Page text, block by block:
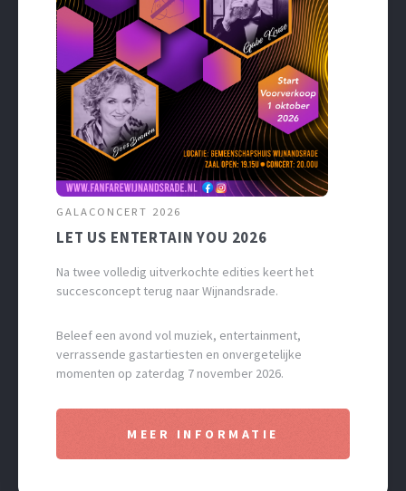
GALACONCERT 2026
LET US ENTERTAIN YOU 2026
Na twee volledig uitverkochte edities keert het
succesconcept terug naar Wijnandsrade.
Beleef een avond vol muziek, entertainment,
verrassende gastartiesten en onvergetelijke
momenten op zaterdag 7 november 2026.
MEER INFORMATIE